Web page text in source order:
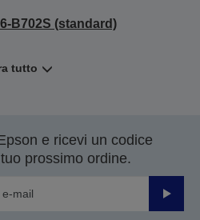
B702S (standard)
tutto
e ricevi un codice
prossimo ordine.
Invia